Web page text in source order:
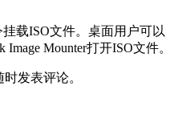
挂载ISO文件。桌面用户可以
Mounter打开ISO文件。
发表评论。